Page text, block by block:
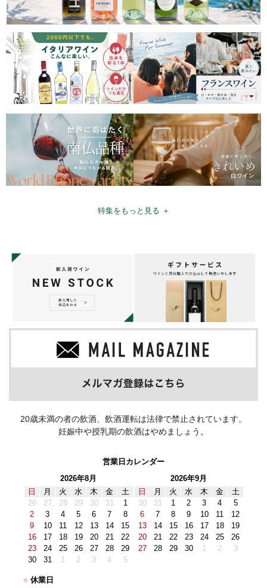
特集をもっと見る ＋
20歳未満の者の飲酒、飲酒運転は法律で禁止されています。
妊娠中や授乳期の飲酒はやめましょう。
営業日カレンダー
2026年8月
日
月 火 水 木 金
土
26
27 28 29 30 31
1
2
3 4 5 6 7
8
9
10 11 12 13 14
15
16
17 18 19 20 21
22
23
24 25 26 27 28
29
30
31 1 2 3 4 5
2026年9月
日
月 火 水 木 金
土
30
31 1 2 3 4
5
6
7 8 9 10 11
12
13
14 15 16 17 18
19
20
21 22 23 24 25
26
27
28 29 30 1 2 3
■ 休業日